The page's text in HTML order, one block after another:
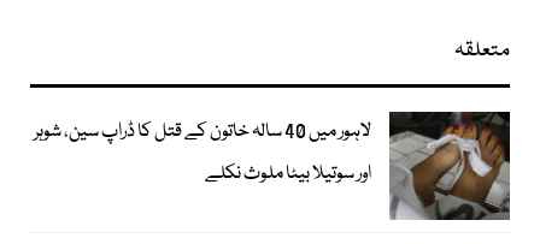
متعلقہ
لاہور میں 40 سالہ خاتون کے قتل کا ڈراپ سین، شوہر
اور سوتیلا بیٹا ملوث نکلے